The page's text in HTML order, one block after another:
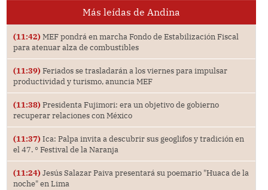
Más leídas de Andina
(11:42) MEF pondrá en marcha Fondo de Estabilización Fiscal
para atenuar alza de combustibles
(11:39) Feriados se trasladarán a los viernes para impulsar
productividad y turismo, anuncia MEF
(11:38) Presidenta Fujimori: era un objetivo de gobierno
recuperar relaciones con México
(11:37) Ica: Palpa invita a descubrir sus geoglifos y tradición en
el 47. ° Festival de la Naranja
(11:24) Jesús Salazar Paiva presentará su poemario "Huaca de la
noche" en Lima